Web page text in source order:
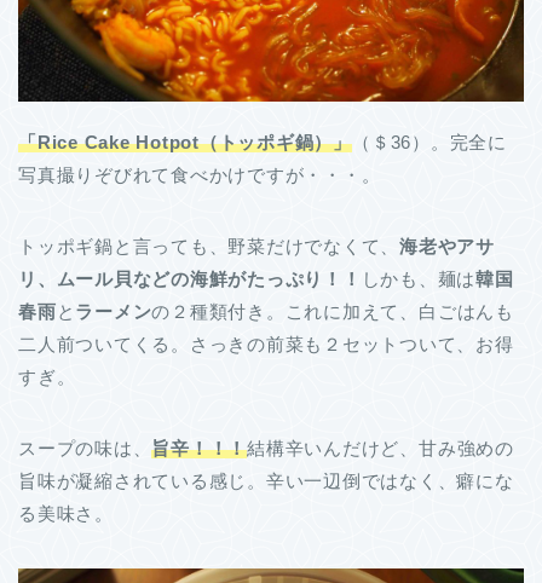
「Rice Cake Hotpot（トッポギ鍋）」 （＄36）。完全に
写真撮りぞびれて食べかけですが・・・。
トッポギ鍋と言っても、野菜だけでなくて、海老やアサ
リ、ムール貝などの海鮮がたっぷり！！ しかも、麺は韓国
春雨と ラーメンの２種類付き。これに加えて、白ごはんも
二人前ついてくる。さっきの前菜も２セットついて、お得
すぎ。
スープの味は、旨辛！！！結構辛いんだけど、甘み強めの
旨味が凝縮されている感じ。辛い一辺倒ではなく、癖にな
る美味さ。